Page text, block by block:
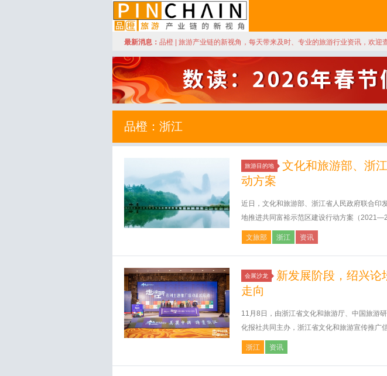
品橙旅游
最新消息： 品橙 | 旅游产业链的新视角，每天带来及时、专业的旅游行业资讯，欢迎
品橙：浙江
旅游目的地
文化和旅游部、浙
动方案
近日，文化和旅游部、浙江省人民政府联合印
地推进共同富裕示范区建设行动方案（
文旅部 浙江 资讯
会展沙龙
新发展阶段，绍兴论
走向
11月8日，由浙江省文化和旅游厅、中国旅游
化报社共同主办，浙江省文化和旅游宣传推广
浙江 资讯